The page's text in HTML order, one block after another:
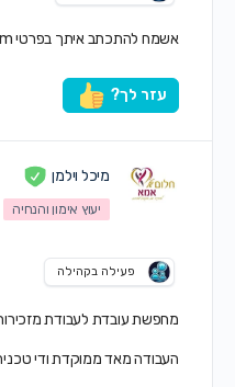
אשמח להתכתב איתך בפרטי miri418438#gmail.com
עזר לך?
מיכל וילמן
יעוץ אימון והנחיה
פעילה בקהילה
מחפשת עובדת לעבודת מזכירות זמנית –
העבודה מאד ממוקדת ודי טכנית